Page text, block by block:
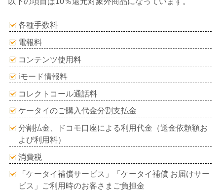
各種手数料
電報料
コンテンツ使用料
iモード情報料
コレクトコール通話料
ケータイのご購入代金分割支払金
分割払金、ドコモ口座による利用代金（送金依頼額お
よび利用料）
消費税
「ケータイ補償サービス」「ケータイ補償 お届けサー
ビス」ご利用時のお客さまご負担金